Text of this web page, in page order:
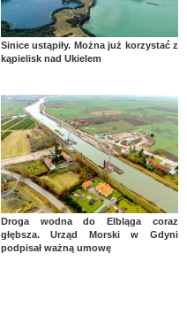
Sinice ustąpiły. Można już korzystać z
kąpielisk nad Ukielem
Droga wodna do Elbląga coraz
głębsza. Urząd Morski w Gdyni
podpisał ważną umowę